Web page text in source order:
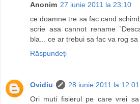
Anonim 27 iunie 2011 la 23:10
ce doamne tre sa fac cand
scrie asa cannot rename
bla... ce ar trebui sa fac va rog sa
Răspundeți
Ovidiu
28 iunie 2011 la 12:01
Ori muti fisierul pe care vrei